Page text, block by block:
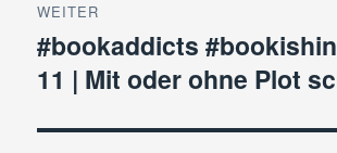
WEITER
Nächster
Beitrag:
#bookaddicts
11 | Mit oder ohne Plot